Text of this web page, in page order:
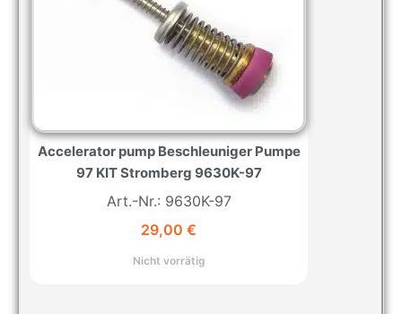
Accelerator pump Beschleuniger Pumpe
97 KIT Stromberg 9630K-97
Art.-Nr.: 9630K-97
29,00 €
Nicht vorrätig